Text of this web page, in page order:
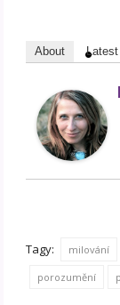
About
Tagy: milování
porozumění